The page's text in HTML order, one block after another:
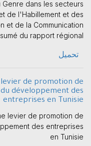
Genre dans les secteurs
de l'Habillement et des
et de la Communication
du rapport régional
تحميل
de promotion de
développement des
entreprises en Tunisie
levier de promotion de
des entreprises
en Tunisie